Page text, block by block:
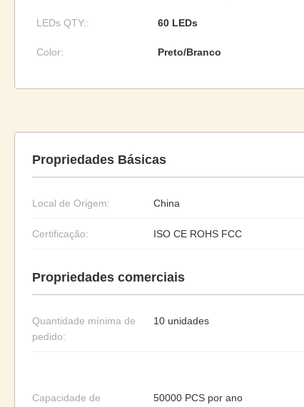
LEDs QTY:: 60 LEDs
Color: Preto/Branco
Propriedades Básicas
Local de Origem: China
Certificação: ISO CE ROHS FCC
Propriedades comerciais
Quantidade mínima de
pedido:
10 unidades
Capacidade de
50000 PCS por ano